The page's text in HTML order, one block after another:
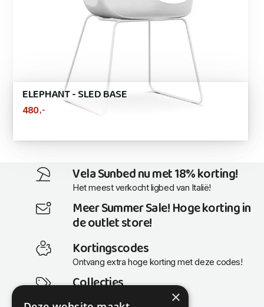
ELEPHANT - SLED BASE
480 ,-
Vela Sunbed nu met 18% korting!
Het meest verkocht ligbed van Italië!
Meer Summer Sale! Hoge korting in
de outlet store!
Kortingscodes
Ontvang extra hoge korting met deze codes!
Collecties
Actuele en populaire collecties
×